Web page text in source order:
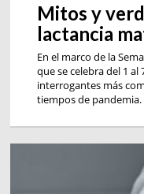
Mitos y
lactancia
En el marco de la
que se celebra del 1
interrogantes más
tiempos de pandemia.